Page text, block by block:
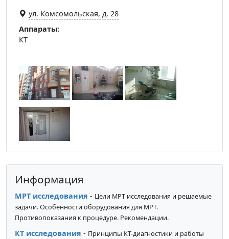
ул. Комсомольская, д. 28
Аппараты:
КТ
Информация
МРТ исследования - Цели МРТ исследования и решаемые
задачи. Особенности оборудования для МРТ.
Противопоказания к процедуре. Рекомендации.
КТ исследования - Принципы КТ-диагностики и работы